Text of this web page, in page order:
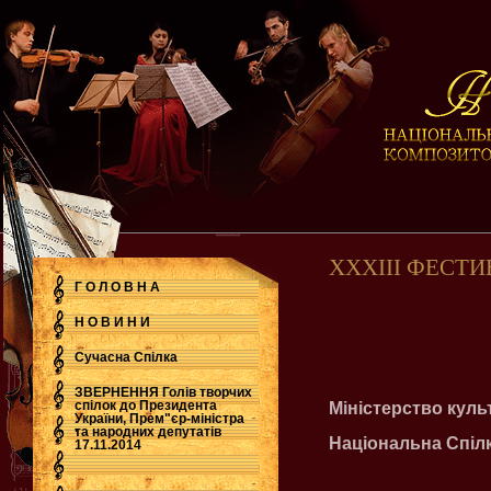
Г О Л О В Н А
Н О В И Н И
Сучасна Cпілка
ЗВЕРНЕННЯ Голів творчих
спілок до Президента
України, Прем"єр-міністра
та народних депутатів
17.11.2014
.
ХХХІІІ
Міністерство
Національна